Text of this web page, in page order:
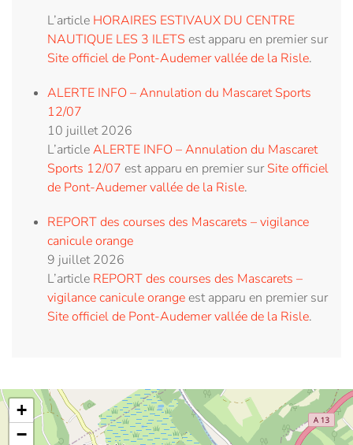
L’article HORAIRES ESTIVAUX DU CENTRE
NAUTIQUE LES 3 ILETS est apparu en premier sur
Site officiel de Pont-Audemer vallée de la Risle.
ALERTE INFO – Annulation du Mascaret Sports
12/07
10 juillet 2026
L’articleALERTE INFO – Annulation du Mascaret
Sports 12/07 est apparu en premier surSite officiel
de Pont-Audemer vallée de la Risle.
REPORT des courses des Mascarets – vigilance
canicule orange
9 juillet 2026
L’article REPORT des courses des Mascarets –
vigilance canicule orangeest apparu en premier sur
Site officiel de Pont-Audemer vallée de la Risle.
+
−